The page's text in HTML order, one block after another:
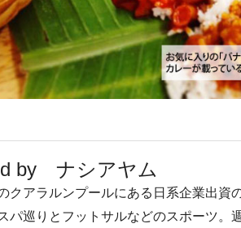
by ナシアヤム
クアラルンプールにある日系企業出資
パ巡りとフットサルなどのスポーツ。